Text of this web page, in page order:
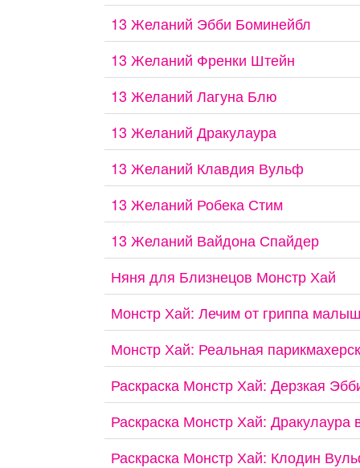
13 Желаний Эбби Боминейбл
13 Желаний Френки Штейн
13 Желаний Лагуна Блю
13 Желаний Дракулаура
13 Желаний Клавдия Вульф
13 Желаний Робека Стим
13 Желаний Вайдона Спайдер
Няня для Близнецов Монстр Хай
Монстр Хай: Лечим от гриппа
Монстр Хай: Реальная
Раскраска Монстр Хай: Дерзкая
Раскраска Монстр Хай: Дракулаура
Раскраска Монстр Хай: Клодин